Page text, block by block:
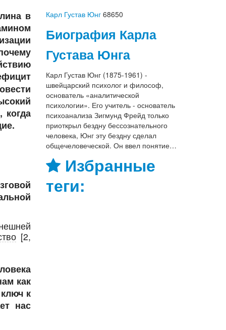
в
когда
[2,
как
к
нас
Карл Густав Юнг 68650
Биография Карла
Густава Юнга
Карл Густав Юнг (1875-1961) -
швейцарский психолог и философ,
основатель «аналитической
психологии». Его учитель - основатель
психоанализа Зигмунд Фрейд только
приоткрыл бездну бессознательного
человека, Юнг эту бездну сделал
общечеловеческой. Он ввел понятие…
Избранные
теги: